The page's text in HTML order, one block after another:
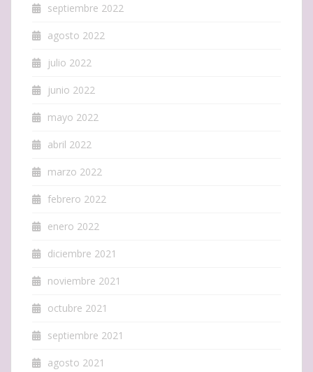
septiembre 2022
agosto 2022
julio 2022
junio 2022
mayo 2022
abril 2022
marzo 2022
febrero 2022
enero 2022
diciembre 2021
noviembre 2021
octubre 2021
septiembre 2021
agosto 2021